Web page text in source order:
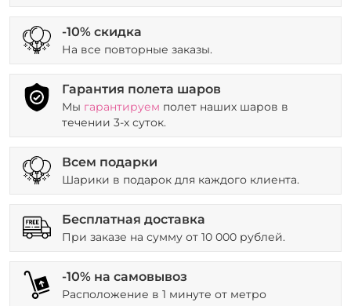
-10% скидка
На все повторные заказы.
Гарантия полета шаров
Мы гарантируем полет наших шаров в
течении 3-х суток.
Всем подарки
Шарики в подарок для каждого клиента.
Бесплатная доставка
При заказе на сумму от 10 000 рублей.
-10% на самовывоз
Расположение в 1 минуте от метро